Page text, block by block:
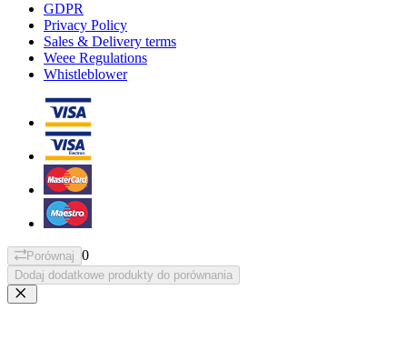
GDPR
Privacy Policy
Sales & Delivery terms
Weee Regulations
Whistleblower
Porównaj 0
Dodaj dodatkowe produkty do porównania